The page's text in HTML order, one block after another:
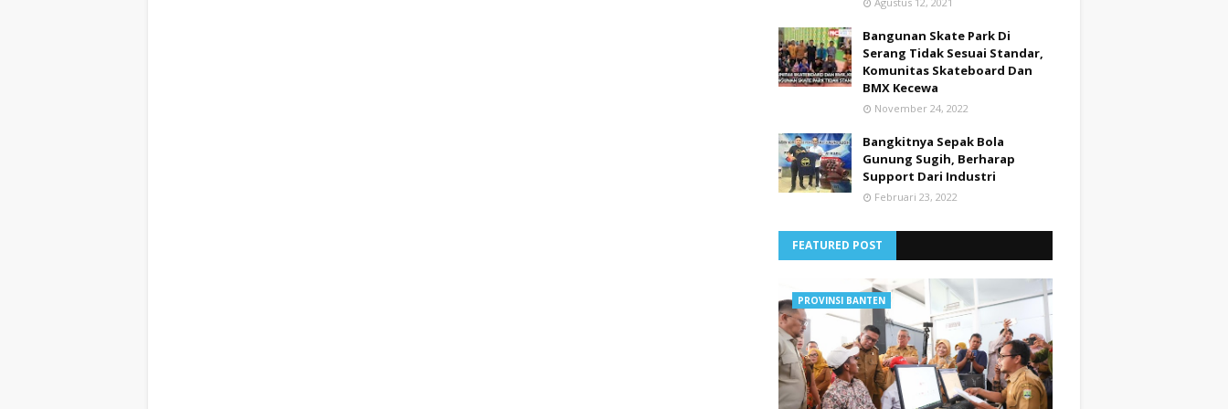
Bangunan Skate Park Di
Serang Tidak Sesuai Standar,
Komunitas Skateboard Dan
BMX Kecewa
November 24, 2022
Bangkitnya Sepak Bola
Gunung Sugih, Berharap
Support Dari Industri
Februari 23, 2022
FEATURED POST
PROVINSI BANTEN